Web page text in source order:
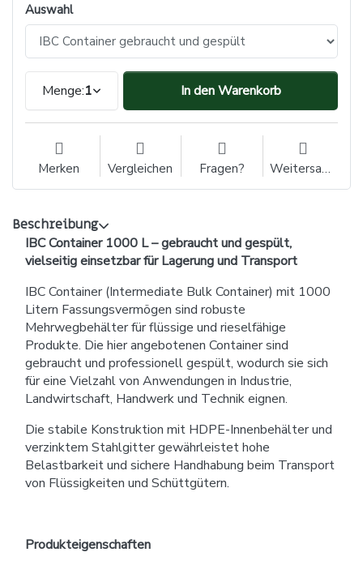
Auswahl
Menge:1 In den Warenkorb
Merken Vergleichen Fragen? Weitersagen
Beschreibung
IBC Container 1000 L – gebraucht und gespült,
vielseitig einsetzbar für Lagerung und Transport
IBC Container (Intermediate Bulk Container) mit 1000
Litern Fassungsvermögen sind robuste
Mehrwegbehälter für flüssige und rieselfähige
Produkte. Die hier angebotenen Container sind
gebraucht und professionell gespült, wodurch sie sich
für eine Vielzahl von Anwendungen in Industrie,
Landwirtschaft, Handwerk und Technik eignen.
Die stabile Konstruktion mit HDPE-Innenbehälter und
verzinktem Stahlgitter gewährleistet hohe
Belastbarkeit und sichere Handhabung beim Transport
von Flüssigkeiten und Schüttgütern.
Produkteigenschaften